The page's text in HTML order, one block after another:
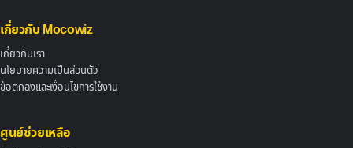
เกี่ยวกับ Mocowiz
เกี่ยวกับเรา
นโยบายความเป็นส่วนตัว
ข้อตกลงและเงื่อนไขการใช้งาน
ศูนย์ช่วยเหลือ